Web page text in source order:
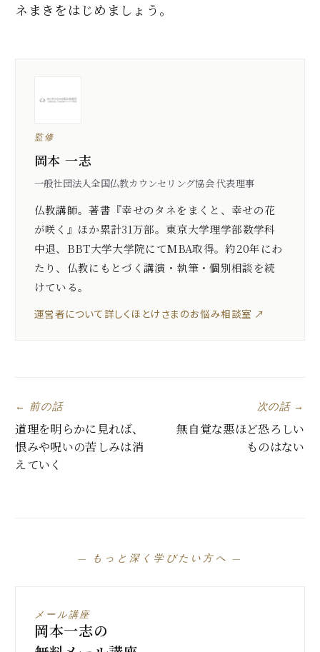
ネまきをはじめましょう。
監修
岡本 一志
一般社団法人全国仏教カウンセリング協会 代表理事
仏教講師。著書『幸せのタネをまくと、幸せの花
が咲く』ほか累計31万部。東京大学理学部数学科
中退、BBT大学大学院にてMBA取得。約20年にわ
たり、仏教にもとづく講演・執筆・個別相談を続
けている。
運営者について詳しく ほとけさまのお悩み相談室 ↗
← 前の話
道理を明らかに見れば、
恨みや呪いの苦しみは消
えていく
次の話 →
無自覚な悪ほど恐ろしい
ものはない
— もっと深く学びたい方へ —
メール講座
岡本一志の